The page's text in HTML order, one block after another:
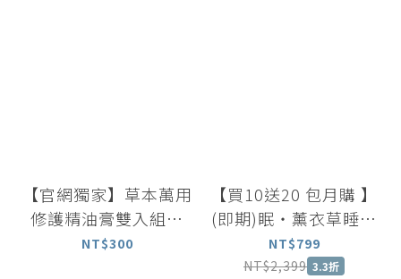
【官網獨家】草本萬用
修護精油膏雙入組合
薄荷清新防護 / 薰衣草
NT$300
【買10送20 包月購 】
(即期)眠・薰衣草睡美
人凍10包入x1盒｜下
單送美人凍2包入x10
NT$799
NT$2,399 3.3折